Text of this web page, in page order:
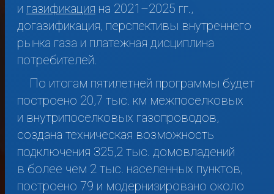
и газификация на 2021–2025 гг.,
догазификация, перспективы внутреннего
рынка газа и платежная дисциплина
потребителей.
По итогам пятилетней программы будет
построено 20,7 тыс. км межпоселковых
и внутрипоселковых газопроводов,
создана техническая возможность
подключения 325,2 тыс. домовладений
в более чем 2 тыс. населенных пунктов,
построено 79 и модернизировано около